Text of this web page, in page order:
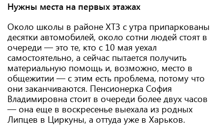
Нужны места на первых этажах
Около школы в районе ХТЗ с утра припаркованы
десятки автомобилей, около сотни людей стоят в
очереди — это те, кто с 10 мая уехал
самостоятельно, а сейчас пытается получить
материальную помощь и, возможно, место в
общежитии — с этим есть проблема, потому что
они заканчиваются. Пенсионерка София
Владимировна стоит в очереди более двух часов
— она еще в воскресенье выехала из родных
Липцев в Циркуны, а оттуда уже в Харьков.